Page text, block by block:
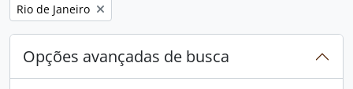
Remover filtro:
Rio de Janeiro
Opções avançadas de busca